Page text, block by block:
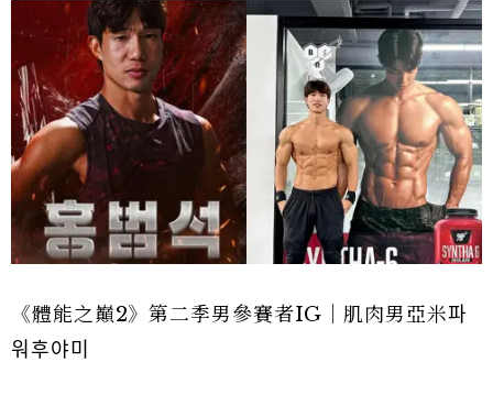
《體能之巔2》第二季男參賽者IG｜肌肉男亞米파
워후야미